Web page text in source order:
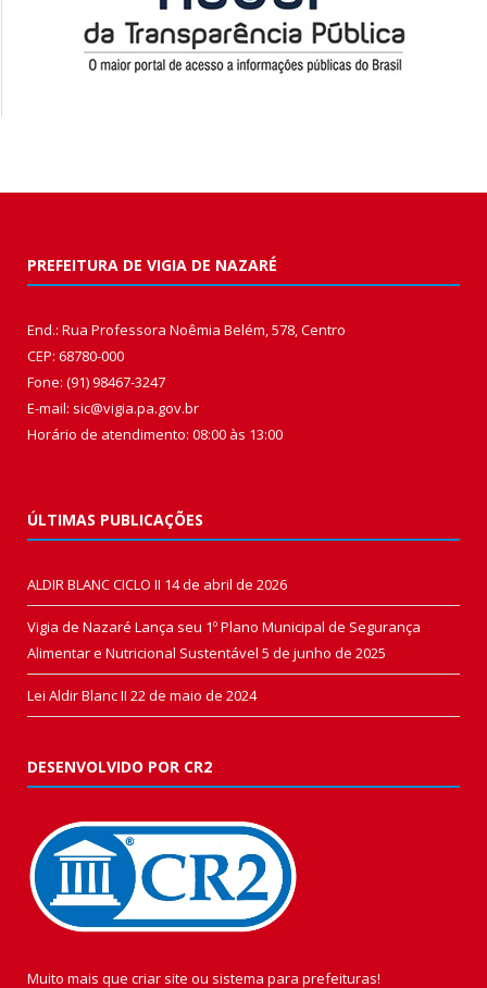
PREFEITURA DE VIGIA DE NAZARÉ
End.: Rua Professora Noêmia Belém, 578, Centro
CEP: 68780-000
Fone: (91) 98467-3247
E-mail: sic@vigia.pa.gov.br
Horário de atendimento: 08:00 às 13:00
ÚLTIMAS PUBLICAÇÕES
ALDIR BLANC CICLO II 14 de abril de 2026
Vigia de Nazaré Lança seu 1º Plano Municipal de Segurança
Alimentar e Nutricional Sustentável 5 de junho de 2025
Lei Aldir Blanc II 22 de maio de 2024
DESENVOLVIDO POR CR2
Muito mais que criar site ou sistema para prefeituras!